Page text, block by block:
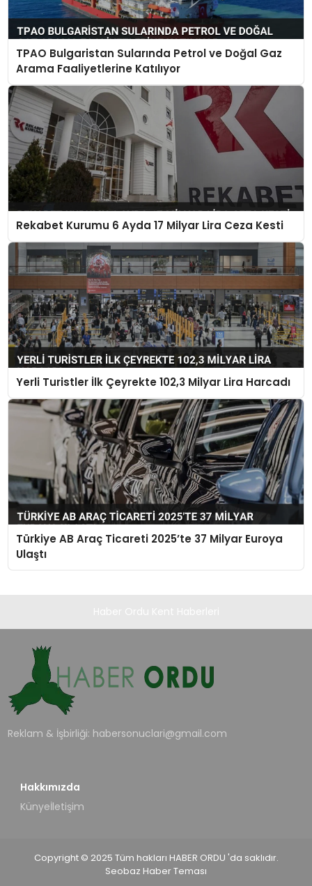
TPAO Bulgaristan Sularında Petrol ve Doğal Gaz
Arama Faaliyetlerine Katılıyor
Rekabet Kurumu 6 Ayda 17 Milyar Lira Ceza Kesti
Yerli Turistler İlk Çeyrekte 102,3 Milyar Lira Harcadı
Türkiye AB Araç Ticareti 2025’te 37 Milyar Euroya
Ulaştı
Reklam & İşbirliği: habersonuclari@gmail.com
Hakkımızda
Künyeİletişim
Copyright © 2025 Tüm hakları HABER ORDU 'da saklıdır.
Seobaz Haber Teması